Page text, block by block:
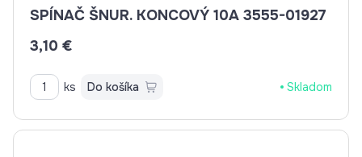
SPÍNAČ ŠNUR. KONCOVÝ 10A 3555-01927
3,10 €
ks Do košíka Skladom